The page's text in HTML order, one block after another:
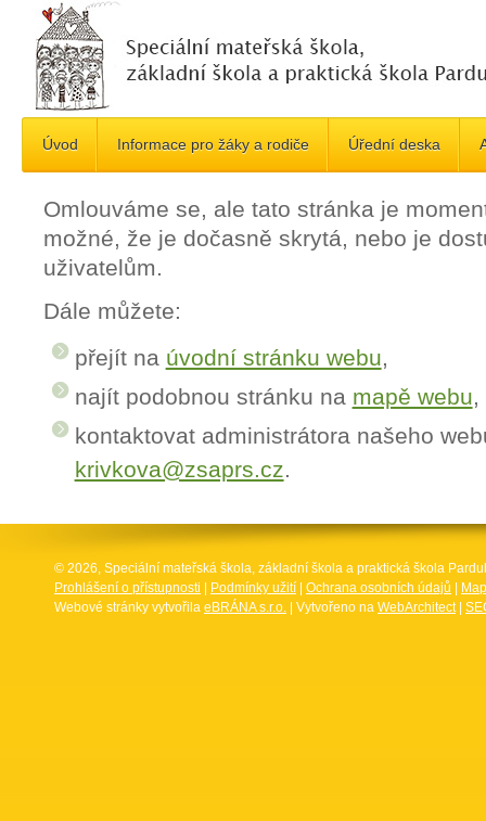
Úvod Informace pro žáky a rodiče Úřední deska
Omlouváme se, ale tato stránka je
možné, že je dočasně skrytá, nebo je
uživatelům.
Dále můžete:
přejít na úvodní stránku webu,
najít podobnou stránku na mapě webu,
kontaktovat administrátora našeho
krivkova@zsaprs.cz.
© 2026, Speciální mateřská škola, základní škola a praktická škola
Prohlášení o přístupnosti
Podmínky užití Ochrana osobních údajů
Webové stránky vytvořila eBRÁNA s.r.o. | Vytvořeno na WebArchitect|